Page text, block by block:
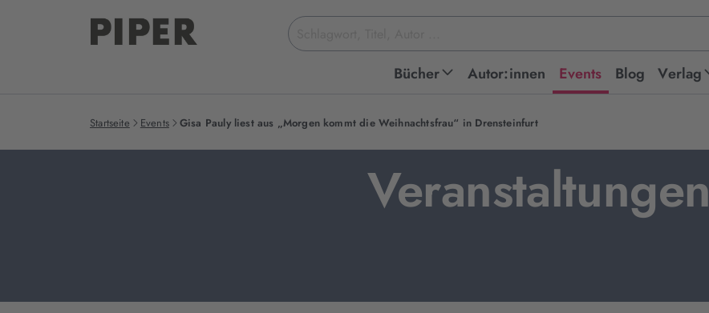
Suchbegriff
eingeben
Bücher Autor:innen Events Blog Verlag
Startseite Events Gisa Pauly liest aus „Morgen kommt die Weihnachtsfrau“ in Drensteinfurt
Veranstaltungen